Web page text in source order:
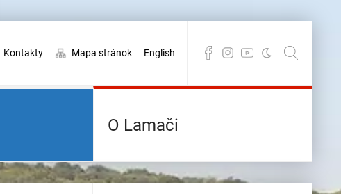
Kontakty Mapa stránok English
O Lamači